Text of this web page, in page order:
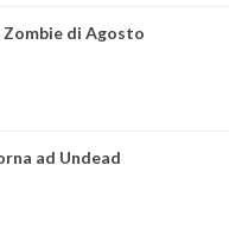
di Agosto
ad Undead